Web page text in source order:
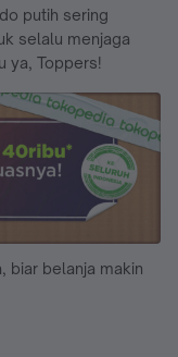
putih sering
selalu menjaga
ya, Toppers!
biar belanja makin